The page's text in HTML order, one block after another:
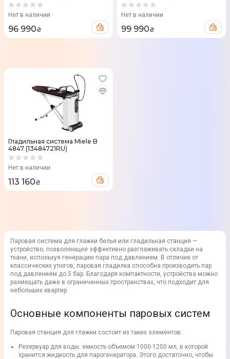
Нет в наличии
96 990₴
Нет в наличии
99 990₴
Гладильная система Miele B
4847 (13484721RU)
Нет в наличии
113 160₴
Паровая система для глажки белья или гладильная станция —
устройство, позволяющее эффективно разглаживать складки на
ткани, используя генерацию пара под давлением. В отличие от
классических утюгов, паровая гладилка способна производить пар
под давлением до 5 бар. Благодаря компактности, устройства можно
размещать даже в ограниченных пространствах, что подходит для
небольших квартир.
Основные компоненты паровых систем
Паровая станция для глажки состоит из таких элементов:
Резервуар для воды: емкость объемом 1000-1200 мл, в которой
хранится жидкость для парогенератора. Этого достаточно, чтобы